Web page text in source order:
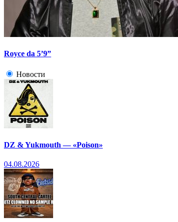
Royce da 5’9”
Новости
DZ & Yukmouth — «Poison»
04.08.2026